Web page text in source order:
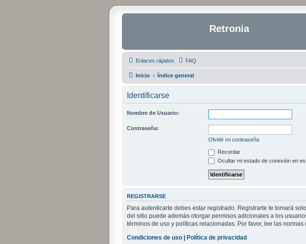
Retronia
Enlaces rápidos FAQ
Inicio Índice general
Identificarse
Nombre de Usuario:
Contraseña:
Olvidé mi contraseña
Recordar
Ocultar mi estado de conexión en
REGISTRARSE
Para autenticarte debes estar registrado. Registrarte te tomará
del sitio puede además otorgar permisos adicionales a los
términos de uso y políticas relacionadas. Por favor, lee las
Condiciones de uso | Política de privacidad